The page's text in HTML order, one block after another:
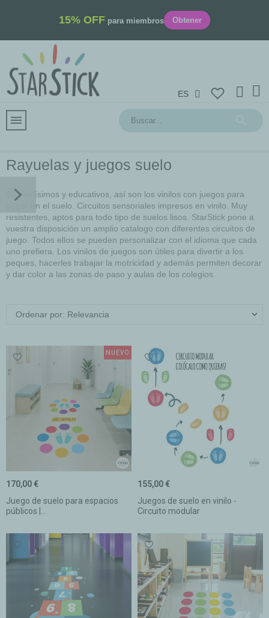
15% OFF para miembros Obtener
ES
Rayuelas y juegos suelo
Divertidísimos y educativos, así son los vinilos con juegos para
pegar en el suelo. Circuitos sensoriales impresos en vinilo. Muy
resistentes, aptos para todo tipo de suelos lisos. StarStick pone a
vuestra disposición un amplio catalogo con diferentes circuitos de
juego. Todos ellos se pueden personalizar con el idioma que cada
uno prefiera. Los vinilos de juegos son útiles para divertir a los
peques, hacerles trabajar la motricidad y además permiten decorar
y dar color a las zonas de paso y aulas de los colegios.
Ordenar por: Relevancia
Juego de suelo para espacios
públicos |...
170,00 €
NUEVO
Juegos de suelo en vinilo -
Circuito modular
155,00 €